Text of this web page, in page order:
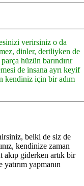
verirsiniz o da
dinler, dertliyken de
hüzün barındırır
de insana ayrı keyif
kendiniz için bir adım
belki de siz de
kendinize zaman
akıp giderken artık bir
yapmanın